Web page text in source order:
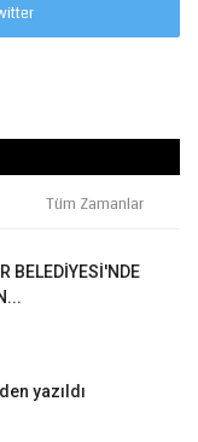
Tüm Zamanlar
BELEDİYESİ'NDE
yazıldı